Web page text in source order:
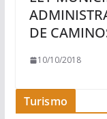
DE
10/10/2018
Turismo